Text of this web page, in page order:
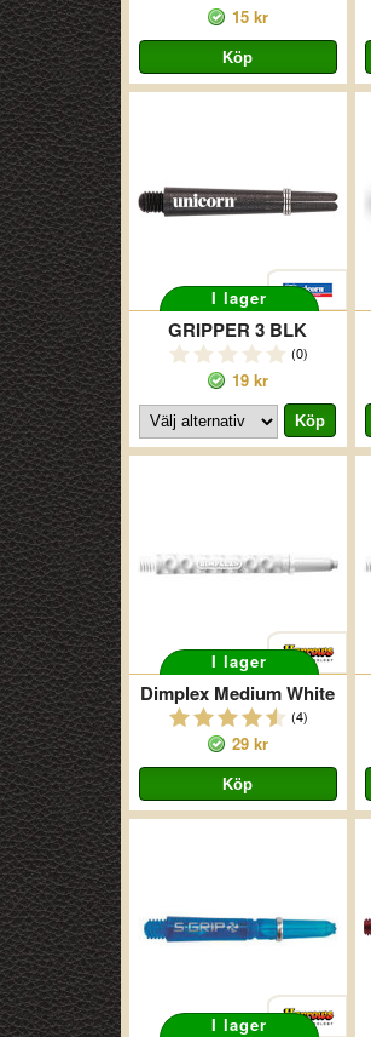
15 kr
I lager
GRIPPER 3 BLK
(0)
19 kr
I lager
Dimplex Medium White
(4)
29 kr
I lager